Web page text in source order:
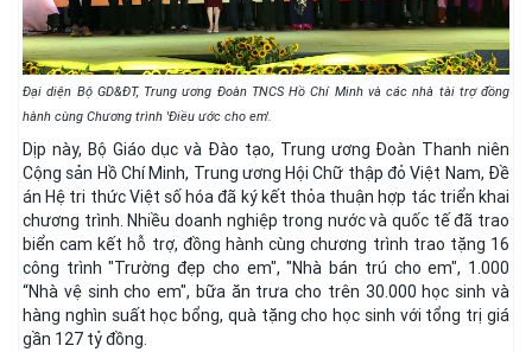
Đại diện Bộ GD&ĐT, Trung ương Đoàn TNCS Hồ Chí Minh và các nhà tài trợ đồng
hành cùng Chương trình 'Điều ước cho em'.
Dịp này, Bộ Giáo dục và Đào tạo, Trung ương Đoàn Thanh niên
Cộng sản Hồ Chí Minh, Trung ương Hội Chữ thập đỏ Việt Nam, Đề
án Hệ tri thức Việt số hóa đã ký kết thỏa thuận hợp tác triển khai
chương trình. Nhiều doanh nghiệp trong nước và quốc tế đã trao
biển cam kết hỗ trợ, đồng hành cùng chương trình trao tặng 16
công trình "Trường đẹp cho em", "Nhà bán trú cho em", 1.000
“Nhà vệ sinh cho em", bữa ăn trưa cho trên 30.000 học sinh và
hàng nghìn suất học bổng, quà tặng cho học sinh với tổng trị giá
gần 127 tỷ đồng.